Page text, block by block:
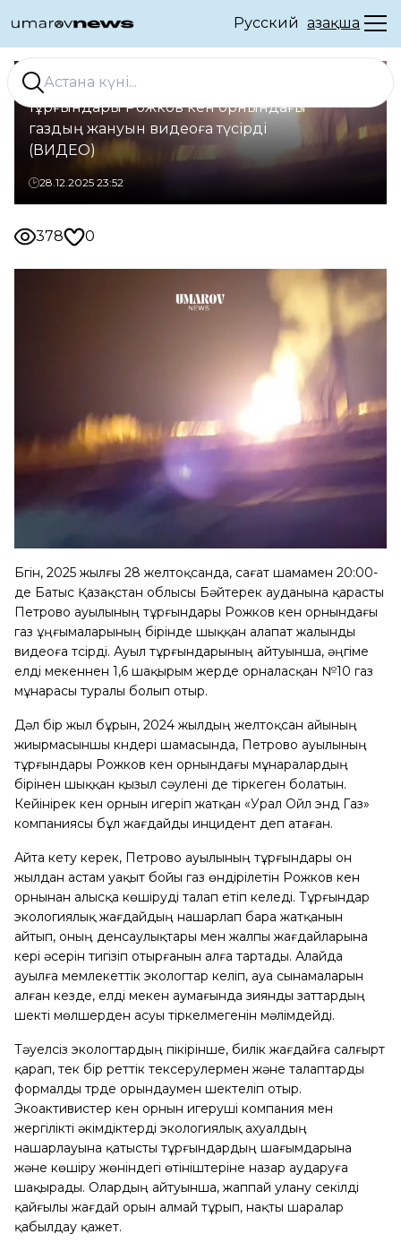
Русский Қазақша
БҚО-да Петрово ауылының
тұрғындары Рожков кен орнындағы
газдың жануын видеоға түсірді
(ВИДЕО)
28.12.2025 23:52
378 0
Бүгін, 2025 жылғы 28 желтоқсанда, сағат шамамен 20:00-
де Батыс Қазақстан облысы Бәйтерек ауданына қарасты
Петрово ауылының тұрғындары Рожков кен орнындағы
газ ұңғымаларының бірінде шыққан алапат жалынды
видеоға түсірді. Ауыл тұрғындарының айтуынша, әңгіме
елді мекеннен 1,6 шақырым жерде орналасқан №10 газ
мұнарасы туралы болып отыр.
Дәл бір жыл бұрын, 2024 жылдың желтоқсан айының
жиырмасыншы күндері шамасында, Петрово ауылының
тұрғындары Рожков кен орнындағы мұнаралардың
бірінен шыққан қызыл сәулені де тіркеген болатын.
Кейінірек кен орнын игеріп жатқан «Урал Ойл энд Газ»
компаниясы бұл жағдайды инцидент деп атаған.
Айта кету керек, Петрово ауылының тұрғындары он
жылдан астам уақыт бойы газ өндірілетін Рожков кен
орнынан алысқа көшіруді талап етіп келеді. Тұрғындар
экологиялық жағдайдың нашарлап бара жатқанын
айтып, оның денсаулықтары мен жалпы жағдайларына
кері әсерін тигізіп отырғанын алға тартады. Алайда
ауылға мемлекеттік экологтар келіп, ауа сынамаларын
алған кезде, елді мекен аумағында зиянды заттардың
шекті мөлшерден асуы тіркелмегенін мәлімдейді.
Тәуелсіз экологтардың пікірінше, билік жағдайға салғырт
қарап, тек бір реттік тексерулермен және талаптарды
формалды түрде орындаумен шектеліп отыр.
Экоактивистер кен орнын игеруші компания мен
жергілікті әкімдіктерді экологиялық ахуалдың
нашарлауына қатысты тұрғындардың шағымдарына
және көшіру жөніндегі өтініштеріне назар аударуға
шақырады. Олардың айтуынша, жаппай улану секілді
қайғылы жағдай орын алмай тұрып, нақты шаралар
қабылдау қажет.